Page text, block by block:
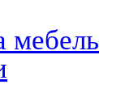
мебель